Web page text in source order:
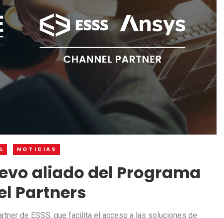
NOTICIAS
aliado del Programa
Partners
de ESSS, que facilita el acceso a las soluciones de